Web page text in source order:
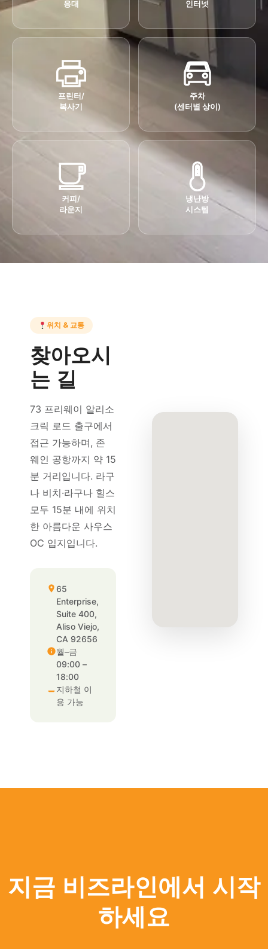
응대 인터넷
프린터/
복사기
주차
(센터별 상이)
커피/
라운지
냉난방
시스템
위치 & 교통
찾아오시
는 길
73 프리웨이 알리소
크릭 로드 출구에서
접근 가능하며, 존
웨인 공항까지 약 15
분 거리입니다. 라구
나 비치·라구나 힐스
모두 15분 내에 위치
한 아름다운 사우스
OC 입지입니다.
65
Enterprise,
Suite 400,
Aliso Viejo,
CA 92656
월–금
09:00 –
18:00
지하철 이
용 가능
지금 비즈라인에서 시작
하세요